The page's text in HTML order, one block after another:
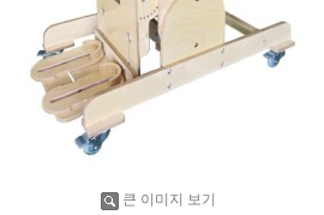
큰 이미지 보기